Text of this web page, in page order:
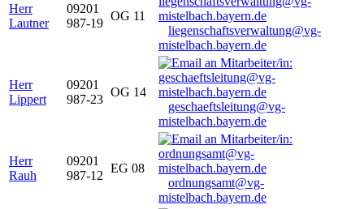
Herr
Lautner
09201
987-19
OG 11
liegenschaftsverwaltung@vg-
mistelbach.bayern.de
Herr
Lippert
09201
987-23
OG 14
geschaeftsleitung@vg-
mistelbach.bayern.de
Herr
Rauh
09201
987-12
EG 08
ordnungsamt@vg-
mistelbach.bayern.de